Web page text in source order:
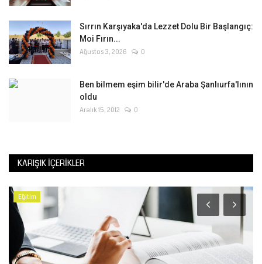
Sırrın Karşıyaka'da Lezzet Dolu Bir Başlangıç:
Moi Fırın...
Ağustos 3, 2026 0
Ben bilmem eşim bilir'de Araba Şanlıurfa'lının
oldu
Aralık 15, 2012 0
KARIŞIK İÇERIKLER
Eğitim